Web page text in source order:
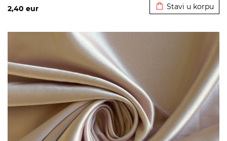
2,40 eur Stavi u korpu